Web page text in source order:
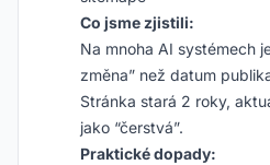
Co jsme zjistili:
Na mnoha AI systémech
změna” než datum
Stránka stará 2 roky,
jako “čerstvá”.
Praktické dopady: